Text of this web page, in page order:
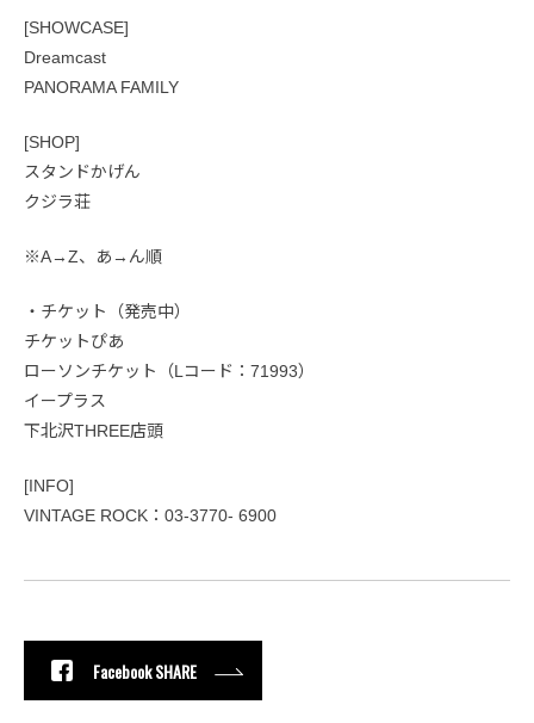
[SHOWCASE]
Dreamcast
PANORAMA FAMILY
[SHOP]
スタンドかげん
クジラ荘
※A→Z、あ→ん順
・チケット（発売中）
チケットぴあ
ローソンチケット（Lコード：71993）
イープラス
下北沢THREE店頭
[INFO]
VINTAGE ROCK：03-3770- 6900
Facebook SHARE